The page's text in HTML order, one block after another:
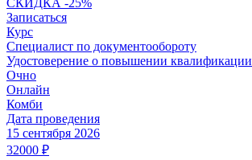
СКИДКА -25%
Записаться
Курс
Специалист по документообороту
Удостоверение о повышении квалификации
Очно
Онлайн
Комби
Дата проведения
15 сентября 2026
32000 ₽